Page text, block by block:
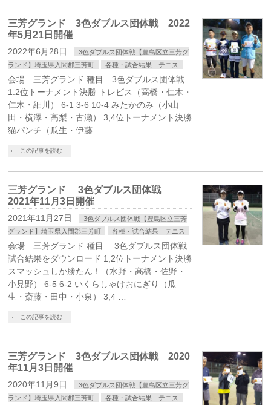
三芳グランド 3色ダブルス団体戦 2022
年5月21日開催
2022年6月28日
3色ダブルス団体戦【豊島区立三芳グ
ランド】埼玉県入間郡三芳町
各種・試合結果｜テニス
会場 三芳グランド 種目 3色ダブルス団体戦
1.2位トーナメント決勝 トレビス（高橋・仁木・
仁木・細川） 6-1 3-6 10-4 みたかのみ（小山
田・横澤・高梨・古瀬） 3,4位トーナメント決勝
猫パンチ（瓜生・伊藤 …
この記事を読む
三芳グランド 3色ダブルス団体戦
2021年11月3日開催
2021年11月27日
3色ダブルス団体戦【豊島区立三芳
グランド】埼玉県入間郡三芳町
各種・試合結果｜テニス
会場 三芳グランド 種目 3色ダブルス団体戦
試合結果をダウンロード 1,2位トーナメント決勝
スマッシュしか勝たん！（水野・高橋・佐野・
小見野） 6-5 6-2 いくらしゃけおにぎり（瓜
生・斎藤・田中・小泉） 3,4 …
この記事を読む
三芳グランド 3色ダブルス団体戦 2020
年11月3日開催
2020年11月9日
3色ダブルス団体戦【豊島区立三芳グ
ランド】埼玉県入間郡三芳町
各種・試合結果｜テニス